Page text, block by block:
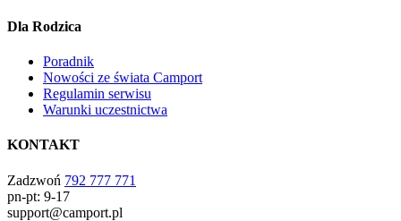
Dla Rodzica
Poradnik
Nowości ze świata Camport
Regulamin serwisu
Warunki uczestnictwa
KONTAKT
Zadzwoń 792 777 771
pn-pt: 9-17
support@camport.pl